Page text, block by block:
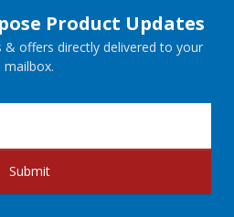
Product Updates
offers directly delivered to your
mailbox.
Submit